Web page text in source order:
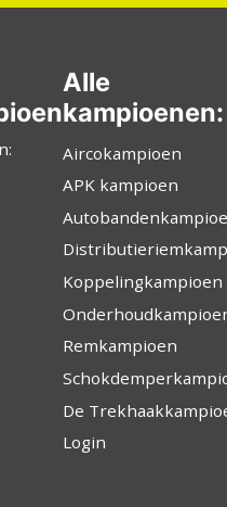
Alle
kampioenen:
Aircokampioen
APK kampioen
Koppelingkampioen
Remkampioen
De
Login